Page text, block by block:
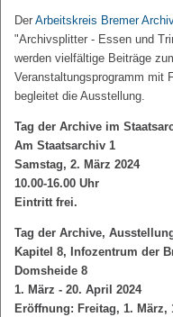
Der Arbeitskreis Bremer
"Archivsplitter - Essen und
werden vielfältige Beiträge
Veranstaltungsprogramm mit
begleitet die Ausstellung.
Tag der Archive im
Am Staatsarchiv 1
Samstag, 2. März 2024
10.00-16.00 Uhr
Eintritt frei.
Tag der Archive,
Kapitel 8, Infozentrum der
Domsheide 8
1. März - 20. April 2024
Eröffnung: Freitag, 1. März,